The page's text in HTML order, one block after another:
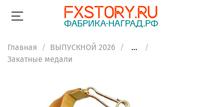
Главная ВЫПУСКНОЙ 2026
...
Закатные медали